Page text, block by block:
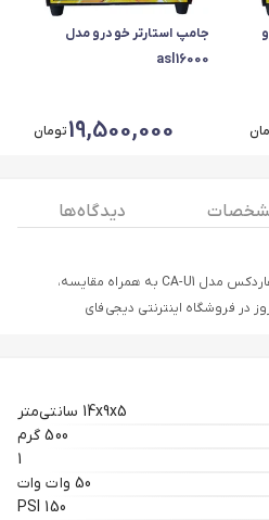
جامپ استارتر خودرو مدل
asl16000
19,500,000تومان
دیدگاه ها
خرید اینترنتی کمپرسور هوا شارژی هاردکس مدل CA-U1 به همراه مقایسه،
فروشگاه اینترنتی دیجی‌فای
14x9x5 سانتی‌متر
500 گرم
1
50 وات وات
150 PSI